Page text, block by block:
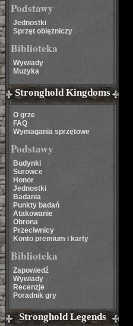
Podstawy
Jednostki
Sprzęt oblężniczy
Biblioteka
Wywiady
Muzyka
Stronghold Kingdoms
O grze
FAQ
Wymagania sprzętowe
Podstawy
Budynki
Surowce
Honor
Jednostki
Badania
Punkty badań
Atakowanie
Obrona
Przeciwnicy
Konto premium i karty
Biblioteka
Zapowiedź
Wywiady
Recenzje
Poradnik gry
Stronghold Legends